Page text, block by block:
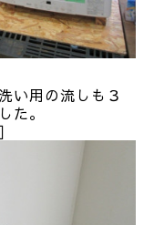
い用の流しも３
た。